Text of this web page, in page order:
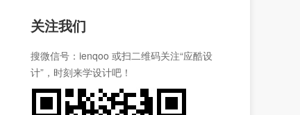
关注我们
搜微信号：ienqoo 或扫二维码关注“应酷设
计”，时刻来学设计吧！